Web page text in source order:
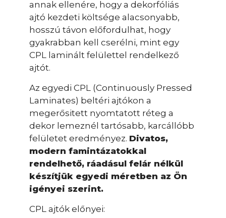
annak ellenére, hogy a dekorfóliás
ajtó kezdeti költsége alacsonyabb,
hosszú távon előfordulhat, hogy
gyakrabban kell cserélni, mint egy
CPL laminált felülettel rendelkező
ajtót.
Az egyedi CPL (Continuously Pressed
Laminates) beltéri ajtókon a
megerősitett nyomtatott réteg a
dekor lemeznél tartósabb, karcállóbb
felületet eredményez. Divatos,
modern famintázatokkal
rendelhető, ráadásul felár nélkül
készítjük egyedi méretben az Ön
igényei szerint.
CPL ajtók előnyei: